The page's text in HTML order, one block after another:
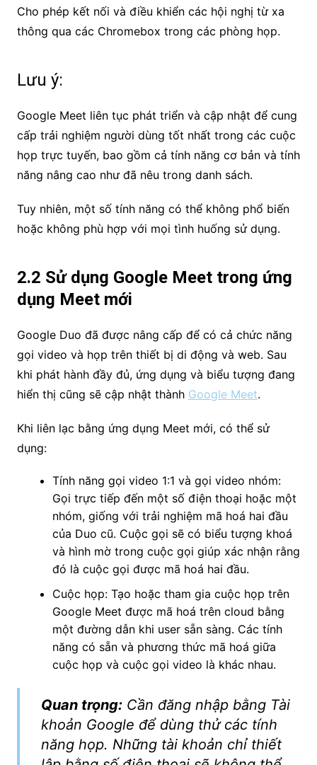
Cho phép kết nối và điều khiển các hội nghị từ xa
thông qua các Chromebox trong các phòng họp.
Lưu ý:
Google Meet liên tục phát triển và cập nhật để cung
cấp trải nghiệm người dùng tốt nhất trong các cuộc
họp trực tuyến, bao gồm cả tính năng cơ bản và tính
năng nâng cao như đã nêu trong danh sách.
Tuy nhiên, một số tính năng có thể không phổ biến
hoặc không phù hợp với mọi tình huống sử dụng.
2.2 Sử dụng Google Meet trong ứng
dụng Meet mới
Google Duo đã được nâng cấp để có cả chức năng
gọi video và họp trên thiết bị di động và web. Sau
khi phát hành đầy đủ, ứng dụng và biểu tượng đang
hiển thị cũng sẽ cập nhật thành Google Meet.
Khi liên lạc bằng ứng dụng Meet mới, có thể sử
dụng:
Tính năng gọi video 1:1 và gọi video nhóm:
Gọi trực tiếp đến một số điện thoại hoặc một
nhóm, giống với trải nghiệm mã hoá hai đầu
của Duo cũ. Cuộc gọi sẽ có biểu tượng khoá
và hình mờ trong cuộc gọi giúp xác nhận rằng
đó là cuộc gọi được mã hoá hai đầu.
Cuộc họp: Tạo hoặc tham gia cuộc họp trên
Google Meet được mã hoá trên cloud bằng
một đường dẫn khi user sẵn sàng. Các tính
năng có sẵn và phương thức mã hoá giữa
cuộc họp và cuộc gọi video là khác nhau.
Quan trọng:Cần đăng nhập bằng Tài
khoản Google để dùng thử các tính
năng họp. Những tài khoản chỉ thiết